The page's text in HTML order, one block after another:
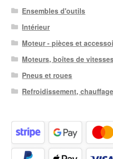
Ensembles d'outils
Intérieur
Moteur - pièces et
Moteurs, boîtes de
Pneus et roues
Refroidissement,